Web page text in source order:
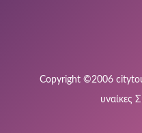
Copyright ©2006
υναίκες